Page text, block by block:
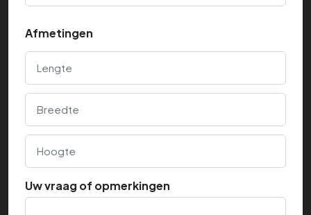
Afmetingen
Lengte
Breedte
Hoogte
Uw vraag of opmerkingen